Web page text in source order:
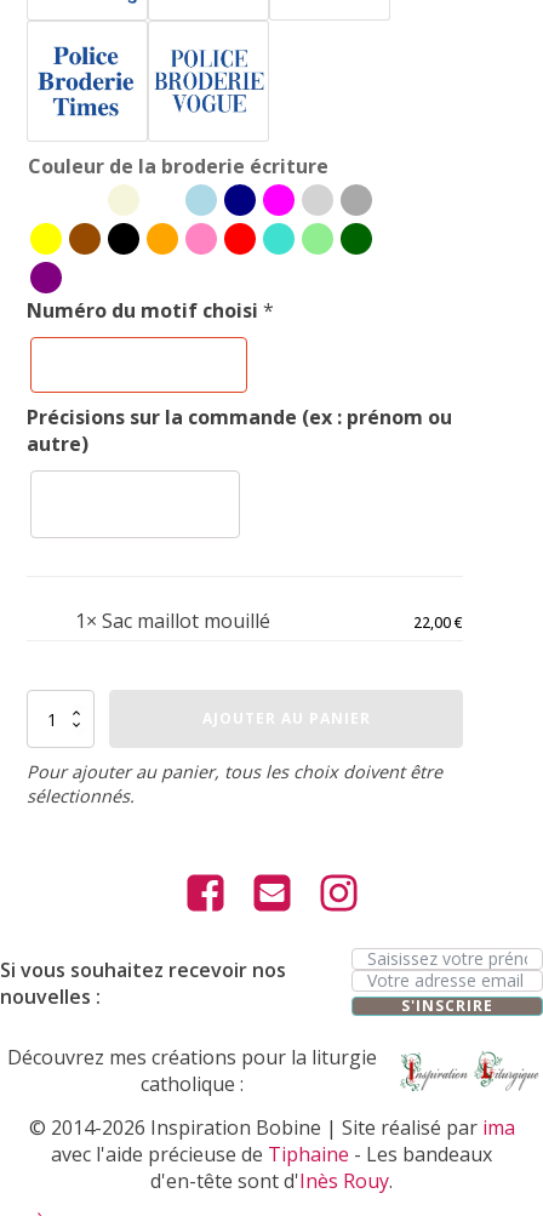
Couleur de la broderie écriture
Numéro du motif choisi *
Précisions sur la commande (ex : prénom ou
autre)
1× Sac maillot mouillé 22,00€
quantité
Sac
maillot
mouillé
AJOUTER AU PANIER
Pour ajouter au panier, tous les choix doivent être
sélectionnés.
Si vous souhaitez recevoir nos
nouvelles :
S'INSCRIRE
Découvrez mes créations pour la liturgie
catholique :
© 2014-2026 Inspiration Bobine | Site réalisé par ima
avec l'aide précieuse de Tiphaine - Les bandeaux
d'en-tête sont d'Inès Rouy.